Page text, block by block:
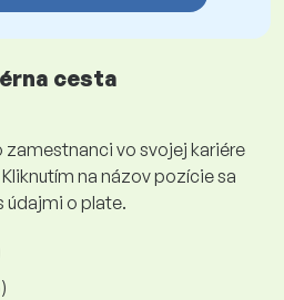
cesta
zamestnanci vo svojej kariére
na názov pozície sa
údajmi o plate.